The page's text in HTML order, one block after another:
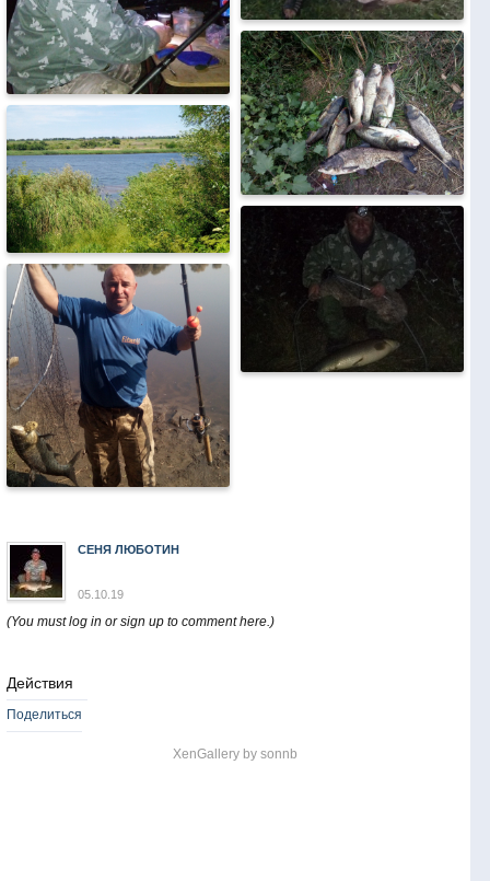
СЕНЯ ЛЮБОТИН
05.10.19
(You must log in or sign up to comment here.)
Действия
Поделиться
XenGallery bysonnb